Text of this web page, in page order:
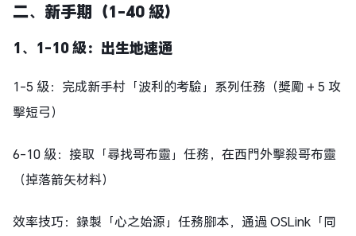
二、新手期（1-40 級）
1、1-10 級：出生地速通
1-5 級：完成新手村「波利的考驗」系列任務（獎勵 + 5 攻
擊短弓）
6-10 級：接取「尋找哥布靈」任務，在西門外擊殺哥布靈
（掉落箭矢材料）
效率技巧：錄製「心之始源」任務腳本，通過 OSLink「同